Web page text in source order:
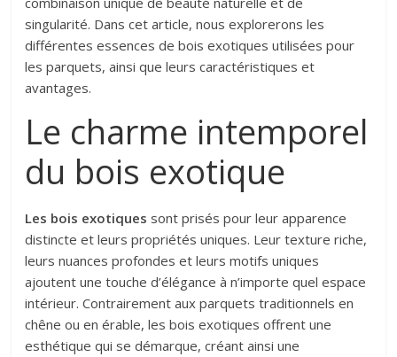
singularité. Dans cet article, nous explorerons les
différentes essences de bois exotiques utilisées pour
les parquets, ainsi que leurs caractéristiques et
avantages.
Le charme intemporel
du bois exotique
Les bois exotiques sont prisés pour leur apparence
distincte et leurs propriétés uniques. Leur texture riche,
leurs nuances profondes et leurs motifs uniques
ajoutent une touche d’élégance à n’importe quel espace
intérieur. Contrairement aux parquets traditionnels en
chêne ou en érable, les bois exotiques offrent une
esthétique qui se démarque, créant ainsi une